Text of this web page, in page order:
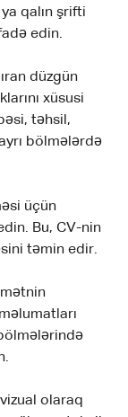
qalın şrifti
edin.
düzgün
xüsusi
təhsil,
bölmələrdə
üçün
Bu, CV-nin
təmin edir.
vizual olaraq